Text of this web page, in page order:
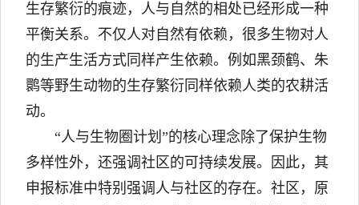
生存繁衍的痕迹，人与自然的相处已经形成一种
平衡关系。不仅人对自然有依赖，很多生物对人
的生产生活方式同样产生依赖。例如黑颈鹤、朱
鹮等野生动物的生存繁衍同样依赖人类的农耕活
动。
“人与生物圈计划”的核心理念除了保护生物
多样性外，还强调社区的可持续发展。因此，其
申报标准中特别强调人与社区的存在。社区，原